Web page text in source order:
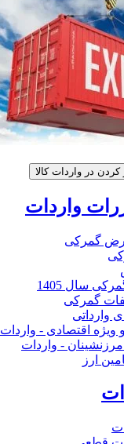
کردن در واردات کالا
واردات
گمرکی
سال 1405
گمرکی
وارداتی
ویژه اقتصادی - واردات
- واردات
ارز